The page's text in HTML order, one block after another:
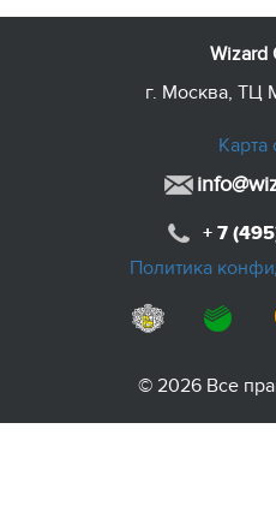
Wizard
г. Москва, ТЦ
Карта
+ 7
Политика
© 2026 Все